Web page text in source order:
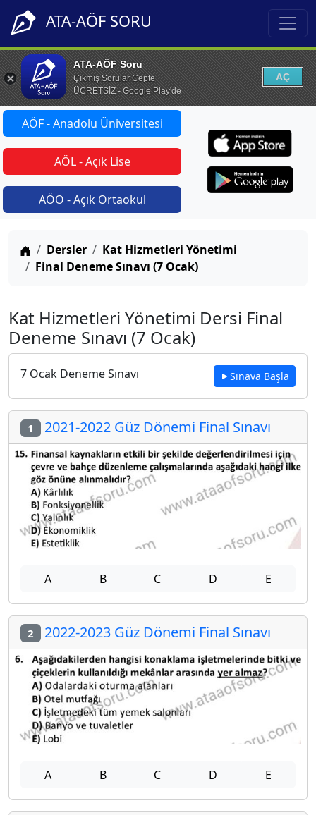
ATA-AÖF SORU
ATA-AÖF Soru
Çıkmış Sorular Cepte
ÜCRETSİZ - Google Play'de
AÇ
AÖF - Anadolu Üniversitesi
AÖL - Açık Lise
AÖO - Açık Ortaokul
Anasayfa
Dersler
Kat Hizmetleri Yönetimi
Final Deneme Sınavı (7 Ocak)
Kat Hizmetleri Yönetimi Dersi Final
Deneme Sınavı (7 Ocak)
7 Ocak Deneme Sınavı Sınava Başla
1 2021-2022 Güz Dönemi Final Sınavı
A B C D E
2 2022-2023 Güz Dönemi Final Sınavı
A B C D E